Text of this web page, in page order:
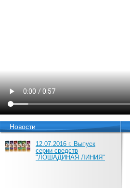
Новости
12.07.2016 г. Выпуск
серии средств
"ЛОШАДИНАЯ ЛИНИЯ"